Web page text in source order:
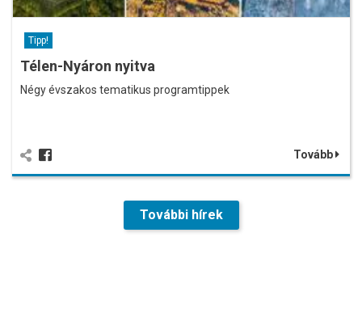
Tipp!
Télen-Nyáron nyitva
Négy évszakos tematikus programtippek
Tovább
További hírek